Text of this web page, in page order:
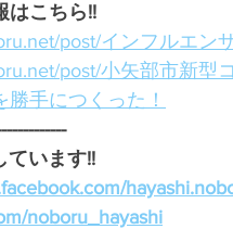
はこちら!!
post/インフルエン
post/小矢部市新型
手につくった！
ています!!
noboru_hayashi